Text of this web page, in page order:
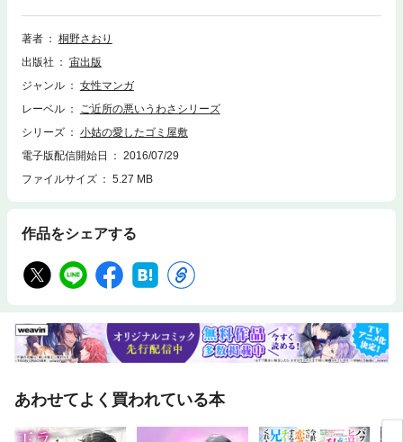
著者
桐野さおり
出版社
宙出版
ジャンル
女性マンガ
レーベル
ご近所の悪いうわさシリーズ
シリーズ
小姑の愛したゴミ屋敷
電子版配信開始日
2016/07/29
ファイルサイズ
5.27 MB
作品をシェアする
あわせてよく買われている本